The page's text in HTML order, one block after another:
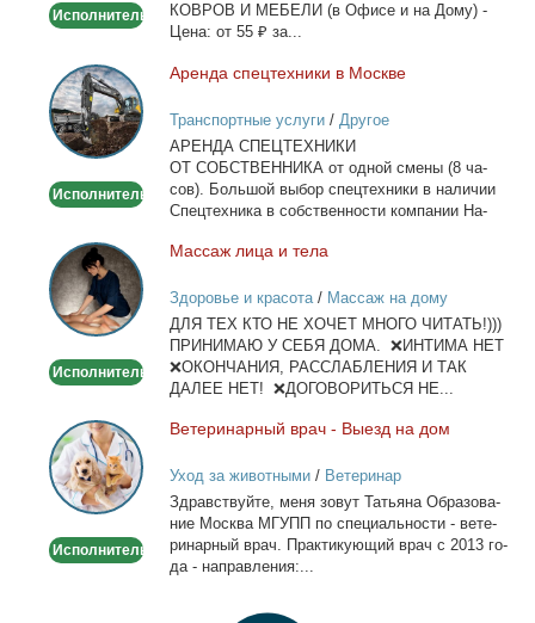
Исполнитель
КОВРОВ И МЕБЕЛИ (в Офи­се и на До­му) -
Це­на: от 55 ₽ за...
Аренда
спецтехники
в
Москве
Исполнитель
Арен­да спец­тех­ни­ки в Москве
Транспортные услуги/ Другое
АРЕНДА СПЕЦТЕХНИКИ
ОТ СОБСТВЕННИКА от од­ной сме­ны (8 ча­
сов). Боль­шой вы­бор спец­тех­ни­ки в на­ли­чии
Спец­тех­ни­ка в соб­ствен­но­сти ком­па­нии На­
Массаж
лица
и
тела
Исполнитель
Мас­саж ли­ца и те­ла
Здоровье и красота/ Массаж на дому
ДЛЯ ТЕХ КТО НЕ ХОЧЕТ МНОГО ЧИТАТЬ!)))
ПРИНИМАЮ У СЕБЯ ДОМА. ❌ИНТИМА НЕТ
❌ОКОНЧАНИЯ, РАССЛАБЛЕНИЯ И ТАК
ДАЛЕЕ НЕТ! ❌ДОГОВОРИТЬСЯ НЕ...
Ветеринарный
врач
-
Выезд
дом
Исполнитель
Ве­те­ри­нар­ный врач - Вы­езд на дом
Уход за животными/ Ветеринар
Здрав­ствуй­те, ме­ня зо­вут Та­тья­на Об­ра­зо­ва­
ние Москва МГУПП по спе­ци­аль­но­сти - ве­те­
ри­нар­ный врач. Прак­ти­ку­ю­щий врач с 2013 го­
да - на­прав­ле­ния:...